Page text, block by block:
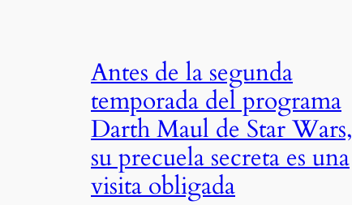
Antes de la segunda
temporada del programa
Darth Maul de Star Wars,
su precuela secreta es una
visita obligada